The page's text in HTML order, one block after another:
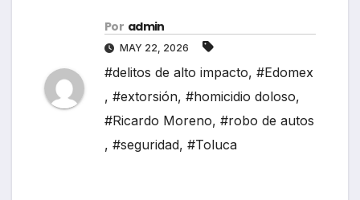
Por admin
MAY 22, 2026
#delitos de alto impacto, #Edomex
, #extorsión, #homicidio doloso,
#Ricardo Moreno, #robo de autos
, #seguridad, #Toluca